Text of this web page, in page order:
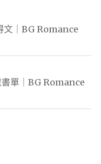
文｜BG Romance
書單｜BG Romance